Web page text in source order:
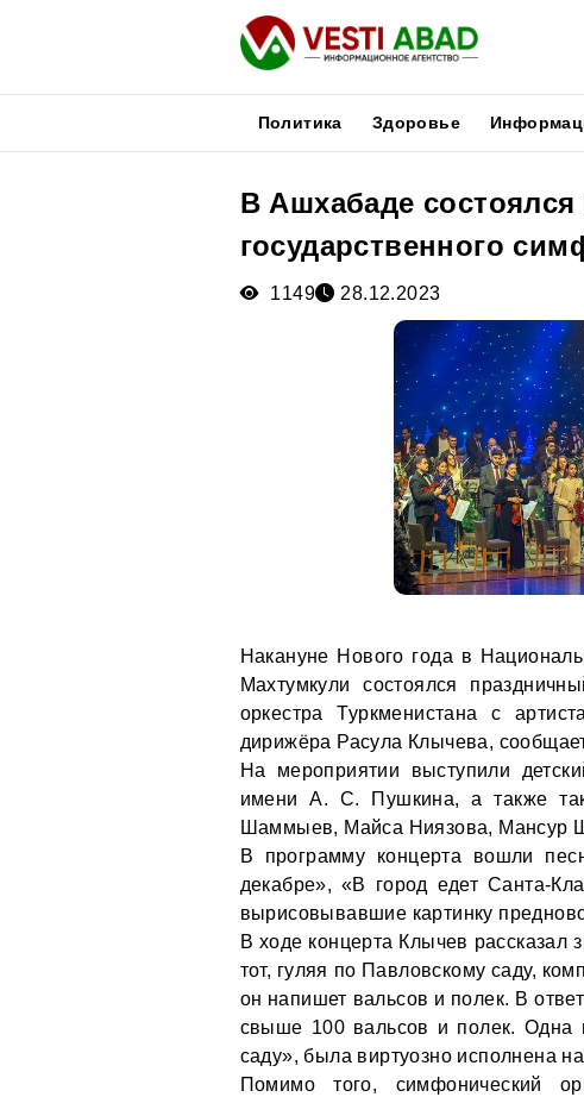
Политика Здоровье
В Ашхабаде
государственного
1149 28.12.2023
Накануне Нового года в
Махтумкули состоялся
оркестра Туркменистана с
дирижёра Расула Клычева,
На мероприятии выступили
имени А. С. Пушкина, а также
Шаммыев, Майса Ниязова, Мансур
В программу концерта вошли
декабре», «В город едет Санта-
вырисовывавшие картинку
В ходе концерта Клычев рассказал
тот, гуляя по Павловскому саду,
он напишет вальсов и полек. В
свыше 100 вальсов и полек. Одна
саду», была виртуозно исполнена
Помимо того, симфонический